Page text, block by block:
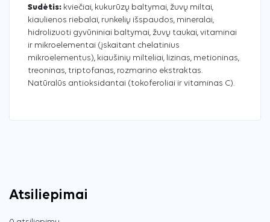
Sudėtis: kviečiai, kukurūzų baltymai, žuvų miltai,
kiaulienos riebalai, runkelių išspaudos, mineralai,
hidrolizuoti gyvūniniai baltymai, žuvų taukai, vitaminai
ir mikroelementai (įskaitant chelatinius
mikroelementus), kiaušinių milteliai, lizinas, metioninas,
treoninas, triptofanas, rozmarino ekstraktas.
Natūralūs antioksidantai (tokoferoliai ir vitaminas C).
Atsiliepimai